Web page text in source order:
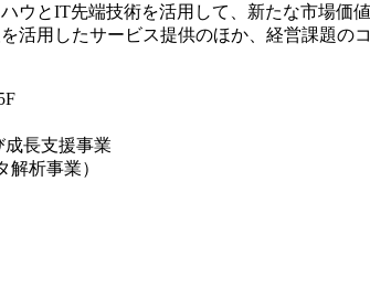
ウとIT先端技術を活用して、新たな市場
活用したサービス提供のほか、経営課題
長支援事業
析事業）